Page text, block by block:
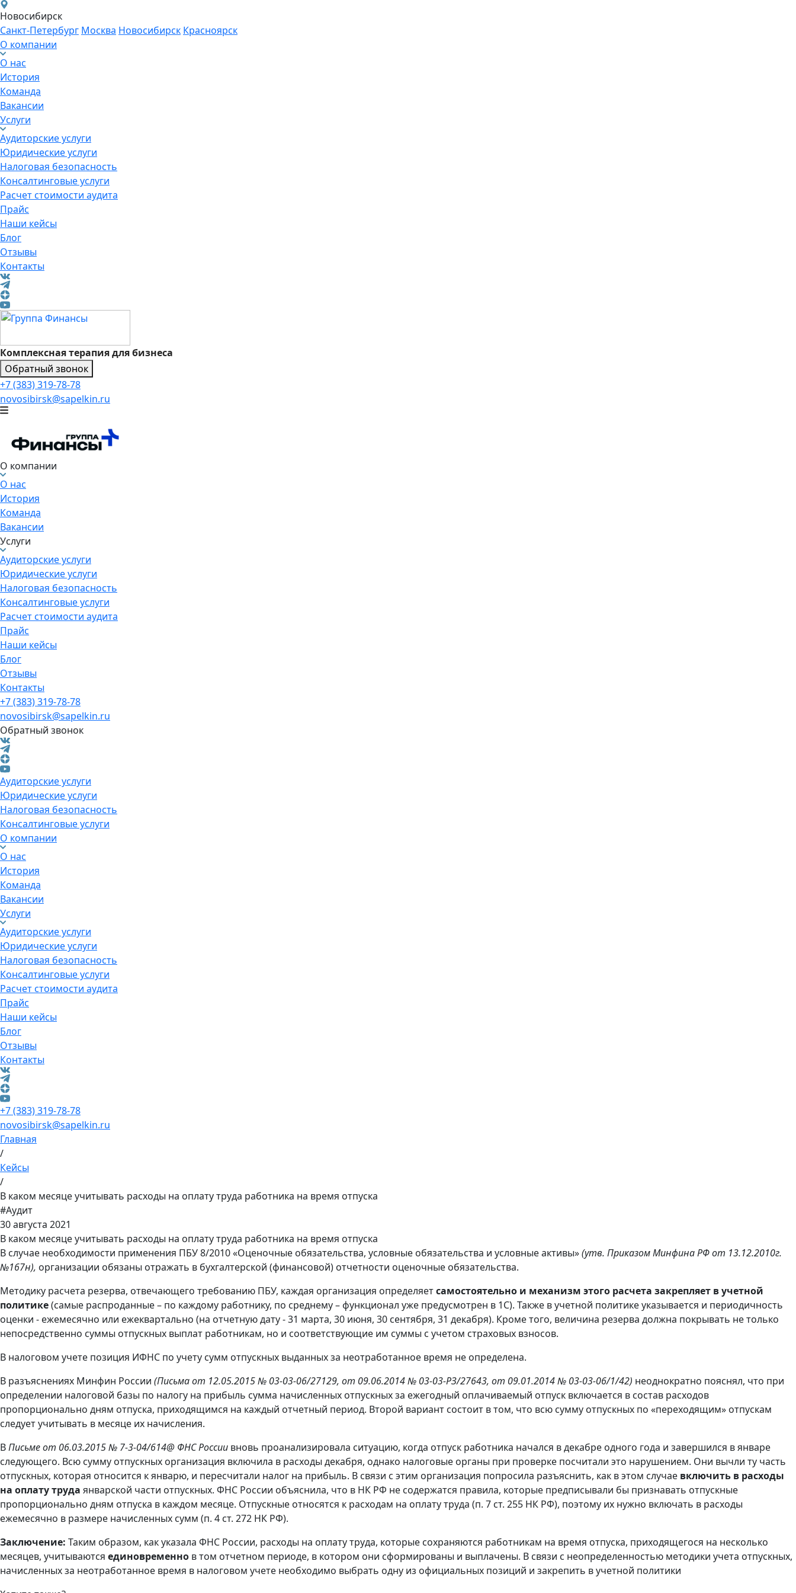
Новосибирск
Санкт-Петербург Москва Новосибирск Красноярск
О компании
О нас
История
Команда
Вакансии
Услуги
Аудиторские услуги
Юридические услуги
Налоговая безопасность
Консалтинговые услуги
Расчет стоимости аудита
Прайс
Наши кейсы
Блог
Отзывы
Контакты
Комплексная терапия для бизнеса
Обратный звонок
+7 (383) 319-78-78
novosibirsk@sapelkin.ru
О компании
О нас
История
Команда
Вакансии
Услуги
Аудиторские услуги
Юридические услуги
Налоговая безопасность
Консалтинговые услуги
Расчет стоимости аудита
Прайс
Наши кейсы
Блог
Отзывы
Контакты
+7 (383) 319-78-78
novosibirsk@sapelkin.ru
Обратный звонок
Аудиторские услуги
Юридические услуги
Налоговая безопасность
Консалтинговые услуги
О компании
О нас
История
Команда
Вакансии
Услуги
Аудиторские услуги
Юридические услуги
Налоговая безопасность
Консалтинговые услуги
Расчет стоимости аудита
Прайс
Наши кейсы
Блог
Отзывы
Контакты
+7 (383) 319-78-78
novosibirsk@sapelkin.ru
Главная
/
Кейсы
/
В каком месяце учитывать расходы на оплату труда работника на время отпуска
#Аудит
30 августа 2021
В каком месяце учитывать расходы на оплату труда работника на время отпуска
В случае необходимости применения ПБУ 8/2010 «Оценочные обязательства, условные обязательства и условные активы»(утв. Приказом Минфина РФ от 13.12.2010г.
№167н), организации обязаны отражать в бухгалтерской (финансовой) отчетности оценочные обязательства.
Методику расчета резерва, отвечающего требованию ПБУ, каждая организация определяетсамостоятельно и механизм этого расчета закрепляет в учетной
политике(самые распроданные – по каждому работнику, по среднему – функционал уже предусмотрен в 1С). Также в учетной политике указывается и периодичность
оценки - ежемесячно или ежеквартально (на отчетную дату - 31 марта, 30 июня, 30 сентября, 31 декабря). Кроме того, величина резерва должна покрывать не только
непосредственно суммы отпускных выплат работникам, но и соответствующие им суммы с учетом страховых взносов.
В налоговом учете позиция ИФНС по учету сумм отпускных выданных за неотработанное время не определена.
В разъяснениях Минфин России (Письма от 12.05.2015 № 03-03-06/27129, от 09.06.2014 № 03-03-РЗ/27643, от 09.01.2014 № 03-03-06/1/42) неоднократно пояснял, что при
определении налоговой базы по налогу на прибыль сумма начисленных отпускных за ежегодный оплачиваемый отпуск включается в состав расходов
пропорционально дням отпуска, приходящимся на каждый отчетный период. Второй вариант состоит в том, что всю сумму отпускных по «переходящим» отпускам
следует учитывать в месяце их начисления.
ВПисьме от 06.03.2015 № 7-3-04/614@ ФНС России вновь проанализировала ситуацию, когда отпуск работника начался в декабре одного года и завершился в январе
следующего. Всю сумму отпускных организация включила в расходы декабря, однако налоговые органы при проверке посчитали это нарушением. Они вычли ту часть
отпускных, которая относится к январю, и пересчитали налог на прибыль. В связи с этим организация попросила разъяснить, как в этом случае включить в расходы
на оплату труда январской части отпускных. ФНС России объяснила, что в НК РФ не содержатся правила, которые предписывали бы признавать отпускные
пропорционально дням отпуска в каждом месяце. Отпускные относятся к расходам на оплату труда (п. 7 ст. 255 НК РФ), поэтому их нужно включать в расходы
ежемесячно в размере начисленных сумм (п. 4 ст. 272 НК РФ).
Заключение: Таким образом, как указала ФНС России, расходы на оплату труда, которые сохраняются работникам на время отпуска, приходящегося на несколько
месяцев, учитываются единовременно в том отчетном периоде, в котором они сформированы и выплачены. В связи с неопределенностью методики учета отпускных,
начисленных за неотработанное время в налоговом учете необходимо выбрать одну из официальных позиций и закрепить в учетной политики